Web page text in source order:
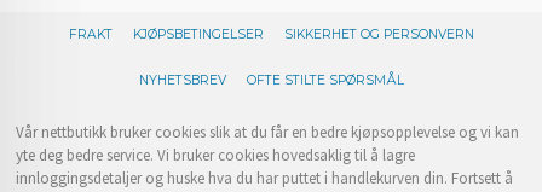
FRAKT KJØPSBETINGELSER SIKKERHET OG PERSONVERN
NYHETSBREV OFTE STILTE SPØRSMÅL
Vår nettbutikk bruker cookies slik at du får en bedre kjøpsopplevelse og vi kan
yte deg bedre service. Vi bruker cookies hovedsaklig til å lagre
innloggingsdetaljer og huske hva du har puttet i handlekurven din. Fortsett å